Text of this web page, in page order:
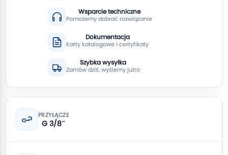
Wsparcie techniczne
Pomożemy dobrać rozwiązanie
Dokumentacja
Karty katalogowe i certyfikaty
Szybka wysyłka
Zamów dziś, wyślemy jutro
PRZYŁĄCZE
G 3/8″